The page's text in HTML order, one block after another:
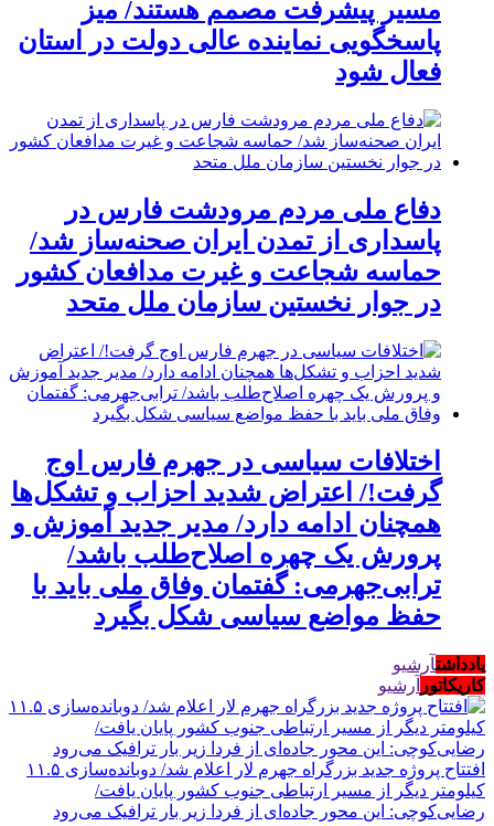
مسیر پیشرفت مصمم هستند/ میز
پاسخگویی نماینده عالی دولت در استان
فعال شود
دفاع ملی مردم مرودشت فارس در
پاسداری از تمدن ایران صحنه‌ساز شد/
حماسه شجاعت و غیرت مدافعان کشور
در جوار نخستین سازمان ملل متحد
اختلافات سیاسی در جهرم فارس اوج
گرفت!/ اعتراض شدید احزاب و تشکل‌ها
همچنان ادامه دارد/ مدیر جدید آموزش و
پرورش یک چهره اصلاح‌طلب باشد/
ترابی‌جهرمی: گفتمان وفاق ملی باید با
حفظ مواضع سیاسی شکل بگیرد
یادداشتآرشیو
کاریکاتور آرشیو
افتتاح پروژه جدید بزرگراه جهرم لار اعلام شد/ دوبانده‌سازی ۱۱.۵
کیلومتر دیگر از مسیر ارتباطی جنوب کشور پایان یافت/
رضایی‌کوچی: این محور جاده‌ای از فردا زیر بار ترافیک می‌رود